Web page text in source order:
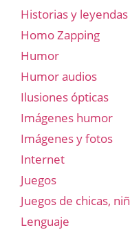
Historias y leyendas
Homo Zapping
Humor
Humor audios
Ilusiones ópticas
Imágenes humor
Imágenes y fotos
Internet
Juegos
Juegos de chicas,
Lenguaje